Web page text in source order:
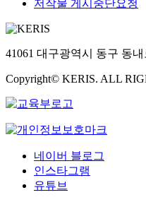
저작물 게시중단요청
41061 대구광역시 동구 동
Copyright© KERIS. ALL
네이버 블로그
인스타그램
유튜브